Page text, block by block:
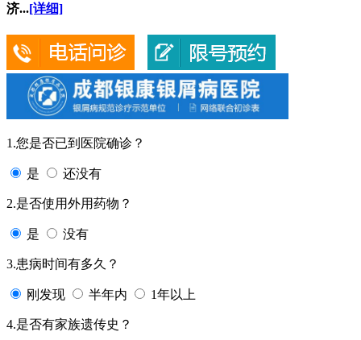
济...[详细]
1.您是否已到医院确诊？
是 还没有
2.是否使用外用药物？
是 没有
3.患病时间有多久？
刚发现 半年内 1年以上
4.是否有家族遗传史？